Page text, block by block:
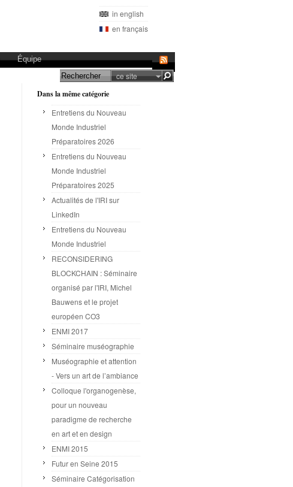
in english
en français
Équipe
ce site
Dans la même catégorie
Entretiens du Nouveau
Monde Industriel
Préparatoires 2026
Entretiens du Nouveau
Monde Industriel
Préparatoires 2025
Actualités de l'IRI sur
LinkedIn
Entretiens du Nouveau
Monde Industriel
RECONSIDERING
BLOCKCHAIN : Séminaire
organisé par l'IRI, Michel
Bauwens et le projet
européen CO3
ENMI 2017
Séminaire muséographie
Muséographie et attention
- Vers un art de l’ambiance
Colloque l'organogenèse,
pour un nouveau
paradigme de recherche
en art et en design
ENMI 2015
Futur en Seine 2015
Séminaire Catégorisation